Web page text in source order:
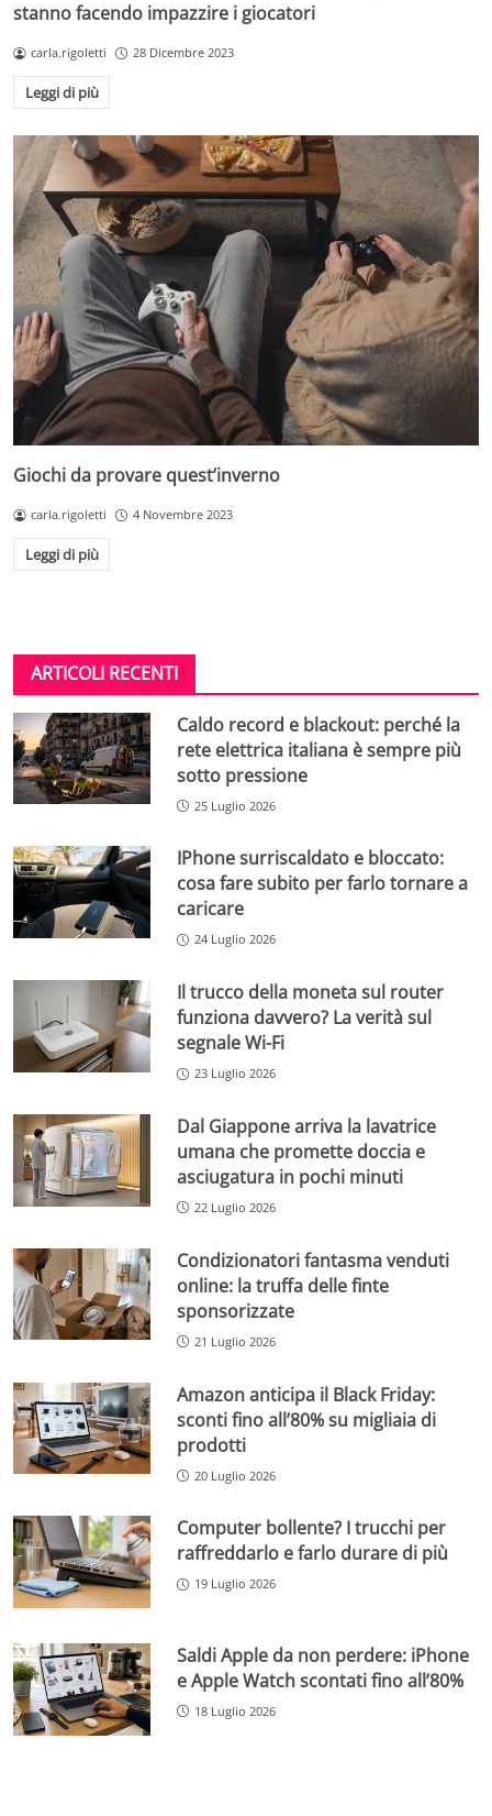
stanno facendo impazzire i giocatori
carla.rigoletti 28 Dicembre 2023
Leggi di più
Giochi da provare quest’inverno
carla.rigoletti 4 Novembre 2023
Leggi di più
ARTICOLI RECENTI
Caldo record e blackout: perché la
rete elettrica italiana è sempre più
sotto pressione
25 Luglio 2026
IPhone surriscaldato e bloccato:
cosa fare subito per farlo tornare a
caricare
24 Luglio 2026
Il trucco della moneta sul router
funziona davvero? La verità sul
segnale Wi-Fi
23 Luglio 2026
Dal Giappone arriva la lavatrice
umana che promette doccia e
asciugatura in pochi minuti
22 Luglio 2026
Condizionatori fantasma venduti
online: la truffa delle finte
sponsorizzate
21 Luglio 2026
Amazon anticipa il Black Friday:
sconti fino all’80% su migliaia di
prodotti
20 Luglio 2026
Computer bollente? I trucchi per
raffreddarlo e farlo durare di più
19 Luglio 2026
Saldi Apple da non perdere: iPhone
e Apple Watch scontati fino all’80%
18 Luglio 2026